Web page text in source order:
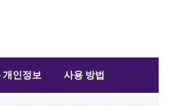
인정보 사용 방법